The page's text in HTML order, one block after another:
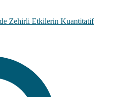
Zehirli Etkilerin Kuantitatif